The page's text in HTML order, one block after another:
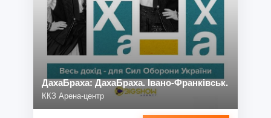
ДахаБраха: ДахаБраха. Івано-Франківськ.
ККЗ Арена-центр